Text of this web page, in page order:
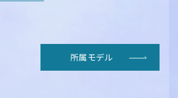
所属モデル